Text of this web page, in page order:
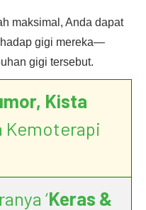
maksimal, Anda dapat
gigi mereka—
gigi tersebut.
Kista
Kemoterapi
‘Keras &